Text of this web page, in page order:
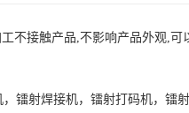
不接触产品,不影响产品外观,
镭射焊接机，镭射打码机，镭